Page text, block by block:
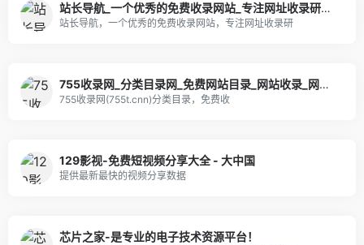
站长导航_一个优秀的免费收录网站_专注网址收录研究_高效网站优化推广专家
站长导航，一个优秀的免费收录网站，专注网址收录研
755收录网_分类目录网_免费网站目录_网站收录_网址提交_免费收录网站
755收录网(755t.cnn)分类目录，免费收
129影视-免费短视频分享大全 - 大中国
提供最新最快的视频分享数据
芯片之家-是专业的电子技术资源平台！